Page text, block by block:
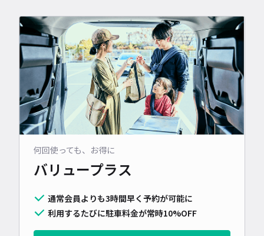
何回使っても、お得に
バリュープラス
通常会員よりも3時間早く予約が可能に
利用するたびに駐車料金が常時10%OFF